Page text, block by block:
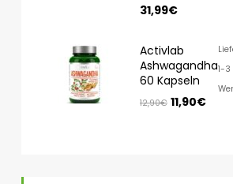
31,99€
Activlab
Ashwagandha
60 Kapseln
12,90€ 11,90€
1-3